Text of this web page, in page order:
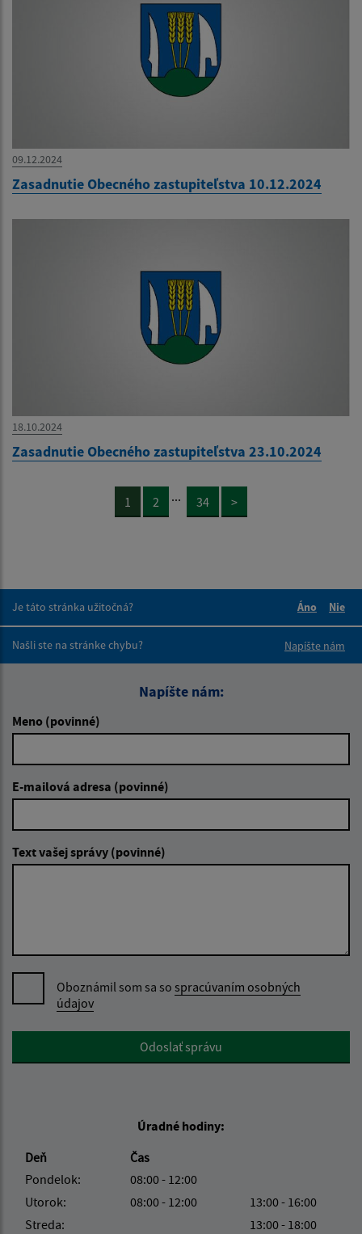
09.12.2024
Zasadnutie Obecného zastupiteľstva 10.12.2024
18.10.2024
Zasadnutie Obecného zastupiteľstva 23.10.2024
1 2 ... 34 >
Je táto stránka užitočná?
Áno
Nie
Našli ste na stránke chybu?
Napíšte nám
Napíšte nám:
Meno (povinné)
E-mailová adresa (povinné)
Text vašej správy (povinné)
Oboznámil som sa so spracúvaním osobných
údajov
Google reCaptcha ResponseOdoslať správu
Úradné hodiny:
Deň
Čas
Pondelok:
08:00 - 12:00
Utorok:
08:00 - 12:00
13:00 - 16:00
Streda:
13:00 - 18:00